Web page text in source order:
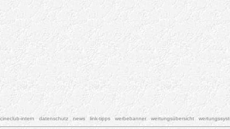
cineclub-intern datenschutz news link-tipps werbebanner wertungsübersicht